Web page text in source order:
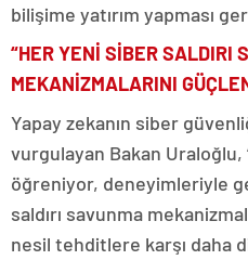
bilişime yatırım yapması
“HER YENİ SİBER SALDIRI
MEKANİZMALARINI
Yapay zekanın siber
vurgulayan Bakan Uraloğlu,
öğreniyor, deneyimleriyle
saldırı savunma
nesil tehditlere karşı daha